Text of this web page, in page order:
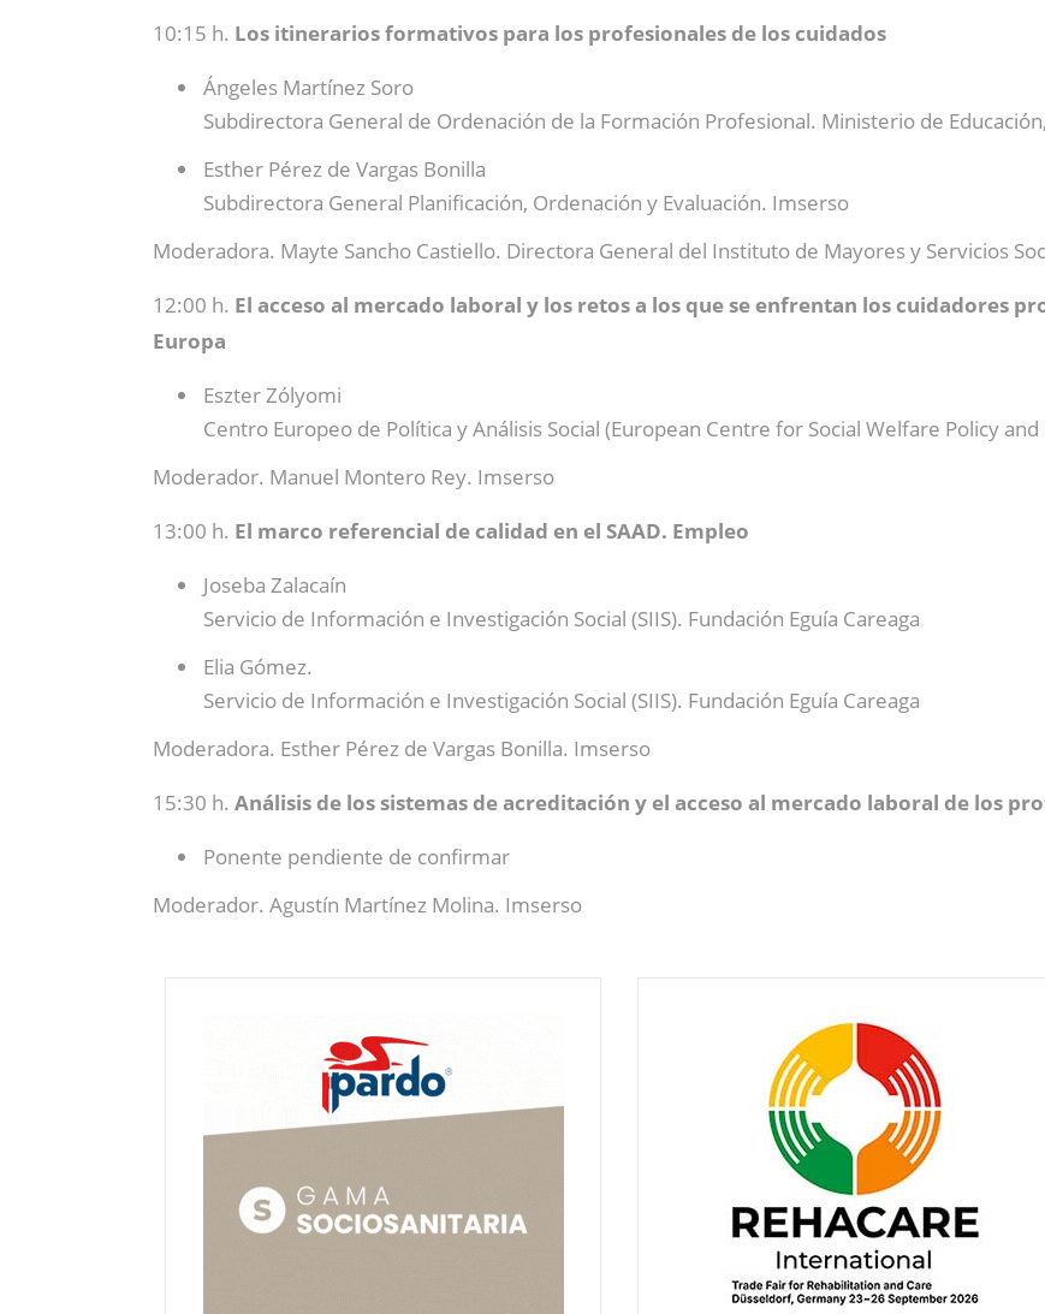
10:15 h. Los itinerarios formativos para los profesionales de los cuidados
Ángeles Martínez Soro
Subdirectora General de Ordenación de la Formación Profesional. Ministerio de
Esther Pérez de Vargas Bonilla
Subdirectora General Planificación, Ordenación y Evaluación. Imserso
Moderadora. Mayte Sancho Castiello. Directora General del Instituto de Mayores y Servicios
12:00 h. El acceso al mercado laboral y los retos a los que se enfrentan los cuidadores
Europa
Eszter Zólyomi
Centro Europeo de Política y Análisis Social (European Centre for Social Welfare Policy
Moderador. Manuel Montero Rey. Imserso
13:00 h. El marco referencial de calidad en el SAAD. Empleo
Joseba Zalacaín
Servicio de Información e Investigación Social (SIIS). Fundación Eguía Careaga
Elia Gómez.
Servicio de Información e Investigación Social (SIIS). Fundación Eguía Careaga
Moderadora. Esther Pérez de Vargas Bonilla. Imserso
15:30 h. Análisis de los sistemas de acreditación y el acceso al mercado laboral de los
Ponente pendiente de confirmar
Moderador. Agustín Martínez Molina. Imserso